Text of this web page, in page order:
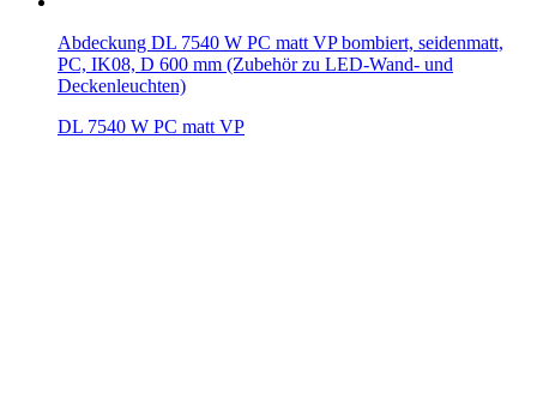
Abdeckung DL 7540 W PC matt VP bombiert, seidenmatt,
PC, IK08, D 600 mm (Zubehör zu LED-Wand- und
Deckenleuchten)
DL 7540 W PC matt VP